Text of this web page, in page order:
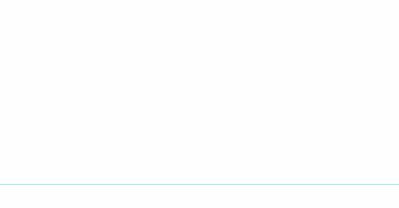
информации, имеющей общественно